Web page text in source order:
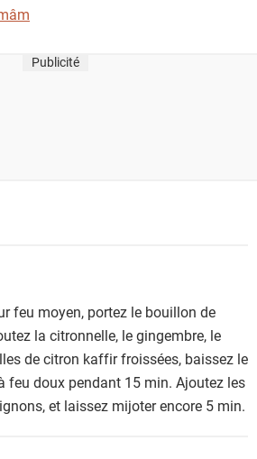
Publicité
feu moyen, portez le bouillon de
la citronnelle, le gingembre, le
de citron kaffir froissées, baissez le
feu doux pendant 15 min. Ajoutez les
et laissez mijoter encore 5 min.